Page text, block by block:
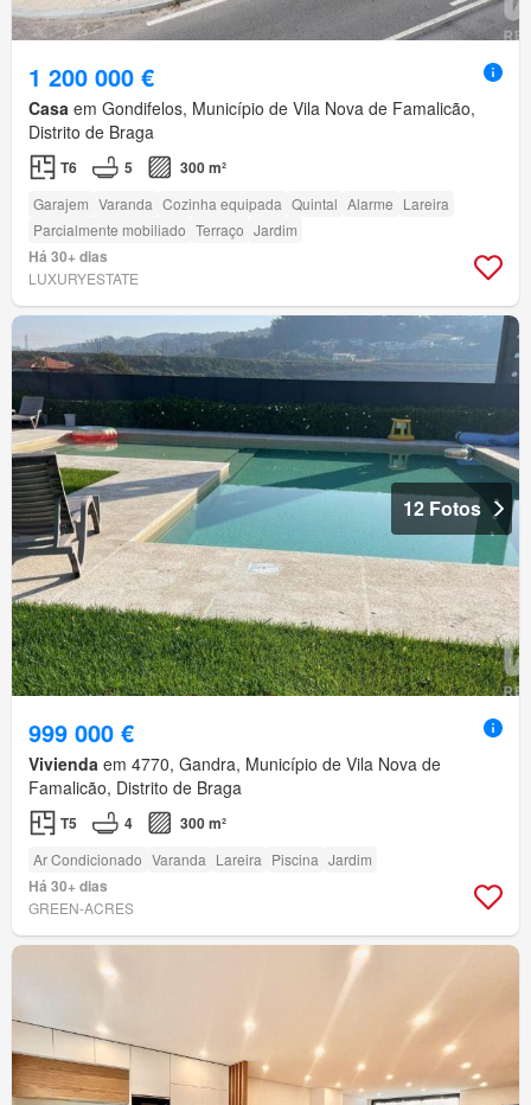
1 200 000 €
Casa em Gondifelos, Município de Vila Nova de Famalicão,
Distrito de Braga
T6 5 300 m²
Garajem Varanda Cozinha equipada Quintal Alarme Lareira
Parcialmente mobiliado Terraço Jardim
Há 30+ dias
LUXURYESTATE
12 Fotos
999 000 €
Vivienda em 4770, Gandra, Município de Vila Nova de
Famalicão, Distrito de Braga
T5 4 300 m²
Ar Condicionado Varanda Lareira Piscina Jardim
Há 30+ dias
GREEN-ACRES